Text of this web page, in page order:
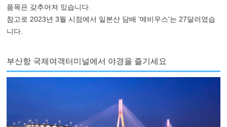
품목은 갖추어져 있습니다.
참고로 2023년 3월 시점에서 일본산 담배 '메비우스'는 27달러였습
니다.
부산항 국제여객터미널에서 야경을 즐기세요